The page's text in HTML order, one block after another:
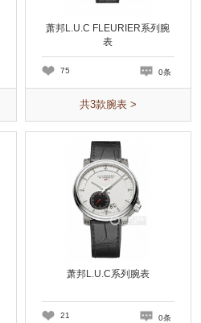
萧邦L.U.C FLEURIER系列腕
表
75 0条
共3款腕表 >
萧邦L.U.C系列腕表
21 0条